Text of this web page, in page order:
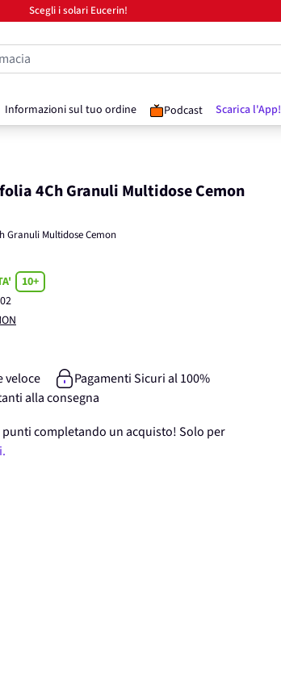
Scegli i solari Eucerin!
Informazioni sul tuo ordine Podcast Scarica l'App!
4Ch Granuli Multidose Cemon
Granuli Multidose Cemon
10+
veloce
Pagamenti Sicuri al 100%
alla consegna
punticompletando un acquisto! Solo per